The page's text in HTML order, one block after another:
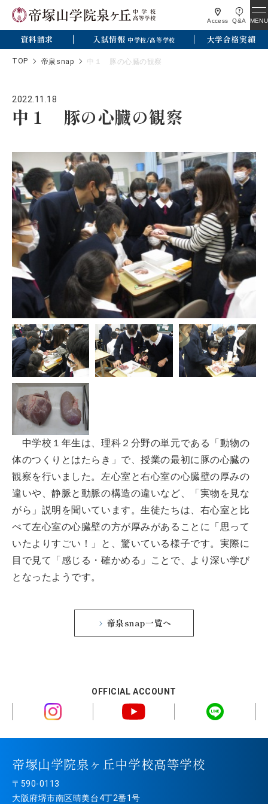
Access Q&A MENU
資料請求 入試情報 中学校/高等学校 大学合格実績
TOP 帝泉snap 中１ 豚の心臓の観察
2022.11.18
中１ 豚の心臓の観察
中学校１年生は、理科２分野の単元である「動物の
体のつくりとはたらき」で、授業の最初に豚の心臓の
観察を行いました。左心室と右心室の心臓壁の厚みの
違いや、静脈と動脈の構造の違いなど、「実物を見な
がら」説明を聞いています。生徒たちは、右心室と比
べて左心室の心臓壁の方が厚みがあることに「思って
いたよりすごい！」と、驚いている様子です。実際に
目で見て「感じる・確かめる」ことで、より深い学び
となったようです。
帝泉snap一覧へ
OFFICIAL ACCOUNT
帝塚山学院泉ヶ丘中学校高等学校
〒590-0113
大阪府堺市南区晴美台4丁2番1号